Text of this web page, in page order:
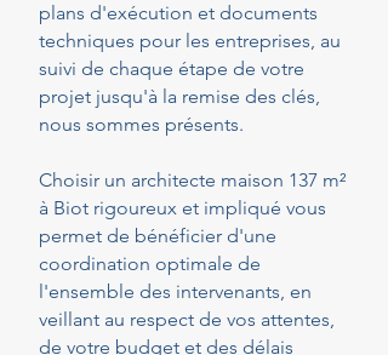
plans d'exécution et documents
techniques pour les entreprises, au
suivi de chaque étape de votre
projet jusqu'à la remise des clés,
nous sommes présents.
Choisir un architecte maison 137 m²
à Biot rigoureux et impliqué vous
permet de bénéficier d'une
coordination optimale de
l'ensemble des intervenants, en
veillant au respect de vos attentes,
de votre budget et des délais